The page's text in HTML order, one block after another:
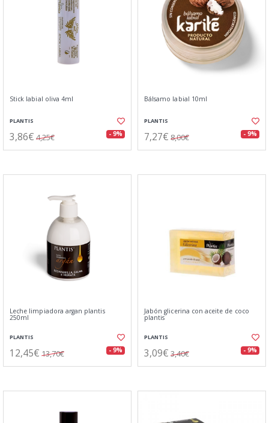
Stick labial oliva 4ml
PLANTIS
3,86€ 4,25€ - 9%
Bálsamo labial 10ml
PLANTIS
7,27€ 8,00€ - 9%
Leche limpiadora argan plantis
250ml
PLANTIS
12,45€ 13,70€ - 9%
Jabón glicerina con aceite de coco
plantis
PLANTIS
3,09€ 3,40€ - 9%